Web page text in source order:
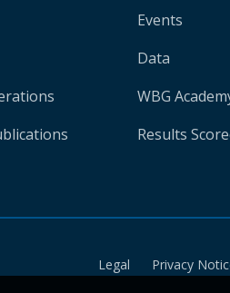
Events
Data
WBG
Results
Legal Privacy